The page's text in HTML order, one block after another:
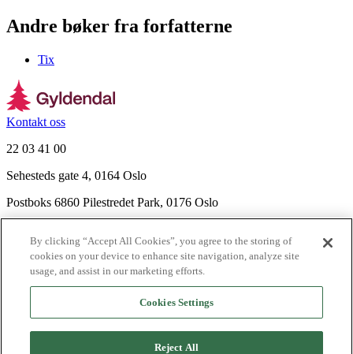
Andre bøker fra forfatterne
Tix
Kontakt oss
22 03 41 00
Sehesteds gate 4, 0164 Oslo
Postboks 6860 Pilestredet Park, 0176 Oslo
Nyhetsbrev
Ledige stillinger
Send inn manus
By clicking “Accept All Cookies”, you agree to the storing of
cookies on your device to enhance site navigation, analyze site
usage, and assist in our marketing efforts.
Cookies Settings
Reject All